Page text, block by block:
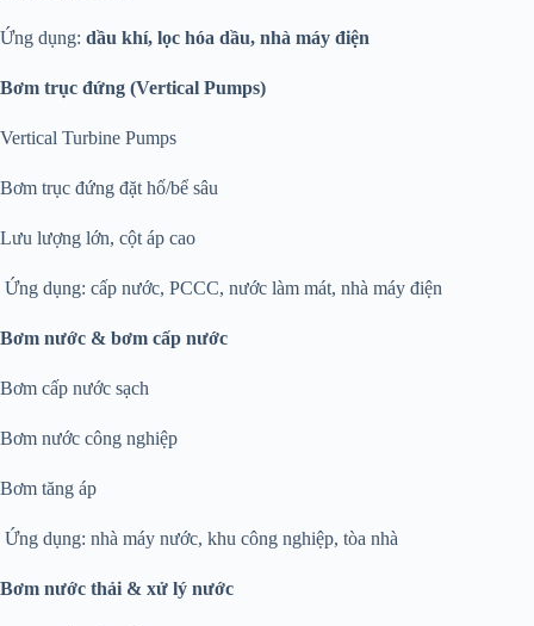
Ứng dụng: dầu khí, lọc hóa dầu, nhà máy điện
Bơm trục đứng (Vertical Pumps)
Vertical Turbine Pumps
Bơm trục đứng đặt hố/bể sâu
Lưu lượng lớn, cột áp cao
Ứng dụng: cấp nước, PCCC, nước làm mát, nhà máy điện
Bơm nước & bơm cấp nước
Bơm cấp nước sạch
Bơm nước công nghiệp
Bơm tăng áp
Ứng dụng: nhà máy nước, khu công nghiệp, tòa nhà
Bơm nước thải & xử lý nước